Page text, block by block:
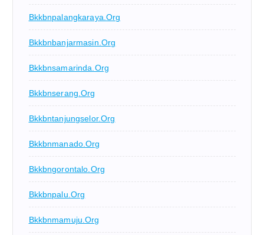
Bkkbnpalangkaraya.org
Bkkbnbanjarmasin.org
Bkkbnsamarinda.org
Bkkbnserang.org
Bkkbntanjungselor.org
Bkkbnmanado.org
Bkkbngorontalo.org
Bkkbnpalu.org
Bkkbnmamuju.org